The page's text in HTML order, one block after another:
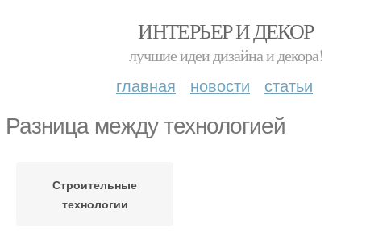
ИНТЕРЬЕР И ДЕКОР
лучшие идеи дизайна и декора!
главная новости статьи
Разница между технологией
Строительные
технологии